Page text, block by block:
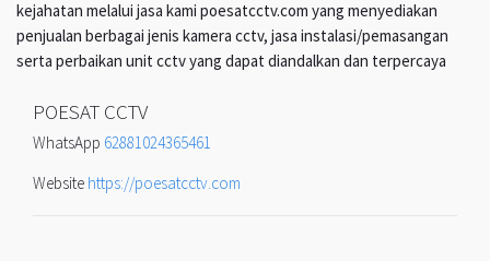
kejahatan melalui jasa kami poesatcctv.com yang menyediakan
penjualan berbagai jenis kamera cctv, jasa instalasi/pemasangan
serta perbaikan unit cctv yang dapat diandalkan dan terpercaya
POESAT CCTV
WhatsApp 62881024365461
Website https://poesatcctv.com